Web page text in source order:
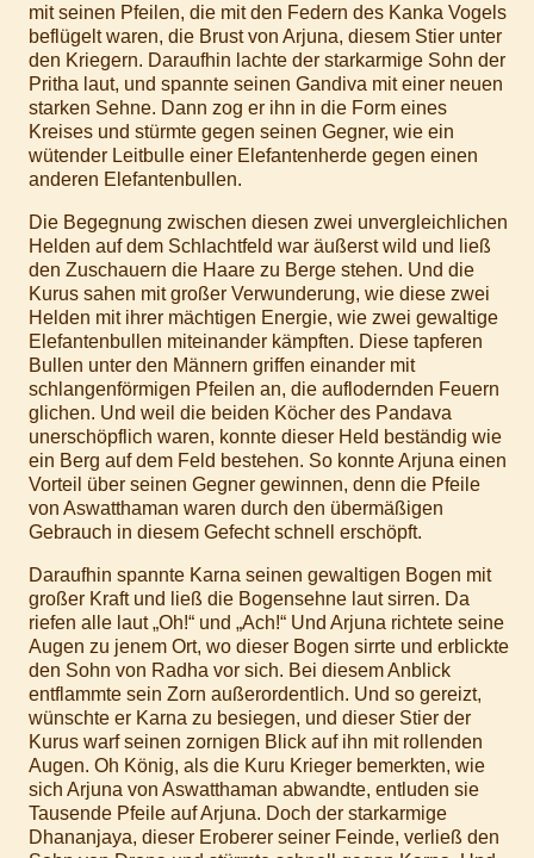
mit seinen Pfeilen, die mit den Federn des Kanka Vogels
beflügelt waren, die Brust von Arjuna, diesem Stier unter
den Kriegern. Daraufhin lachte der starkarmige Sohn der
Pritha laut, und spannte seinen Gandiva mit einer neuen
starken Sehne. Dann zog er ihn in die Form eines
Kreises und stürmte gegen seinen Gegner, wie ein
wütender Leitbulle einer Elefantenherde gegen einen
anderen Elefantenbullen.
Die Begegnung zwischen diesen zwei unvergleichlichen
Helden auf dem Schlachtfeld war äußerst wild und ließ
den Zuschauern die Haare zu Berge stehen. Und die
Kurus sahen mit großer Verwunderung, wie diese zwei
Helden mit ihrer mächtigen Energie, wie zwei gewaltige
Elefantenbullen miteinander kämpften. Diese tapferen
Bullen unter den Männern griffen einander mit
schlangenförmigen Pfeilen an, die auflodernden Feuern
glichen. Und weil die beiden Köcher des Pandava
unerschöpflich waren, konnte dieser Held beständig wie
ein Berg auf dem Feld bestehen. So konnte Arjuna einen
Vorteil über seinen Gegner gewinnen, denn die Pfeile
von Aswatthaman waren durch den übermäßigen
Gebrauch in diesem Gefecht schnell erschöpft.
Daraufhin spannte Karna seinen gewaltigen Bogen mit
großer Kraft und ließ die Bogensehne laut sirren. Da
riefen alle laut „Oh!“ und „Ach!“ Und Arjuna richtete seine
Augen zu jenem Ort, wo dieser Bogen sirrte und erblickte
den Sohn von Radha vor sich. Bei diesem Anblick
entflammte sein Zorn außerordentlich. Und so gereizt,
wünschte er Karna zu besiegen, und dieser Stier der
Kurus warf seinen zornigen Blick auf ihn mit rollenden
Augen. Oh König, als die Kuru Krieger bemerkten, wie
sich Arjuna von Aswatthaman abwandte, entluden sie
Tausende Pfeile auf Arjuna. Doch der starkarmige
Dhananjaya, dieser Eroberer seiner Feinde, verließ den